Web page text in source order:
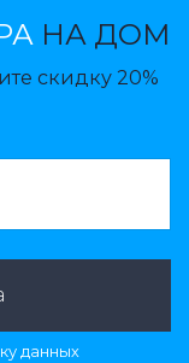
НА ДОМ
скидку 20%
данных